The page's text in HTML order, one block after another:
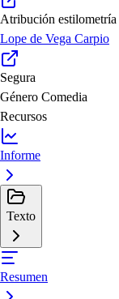
Atribución estilometría
Lope de Vega Carpio
Segura
Género Comedia
Recursos
Informe
Texto
Resumen